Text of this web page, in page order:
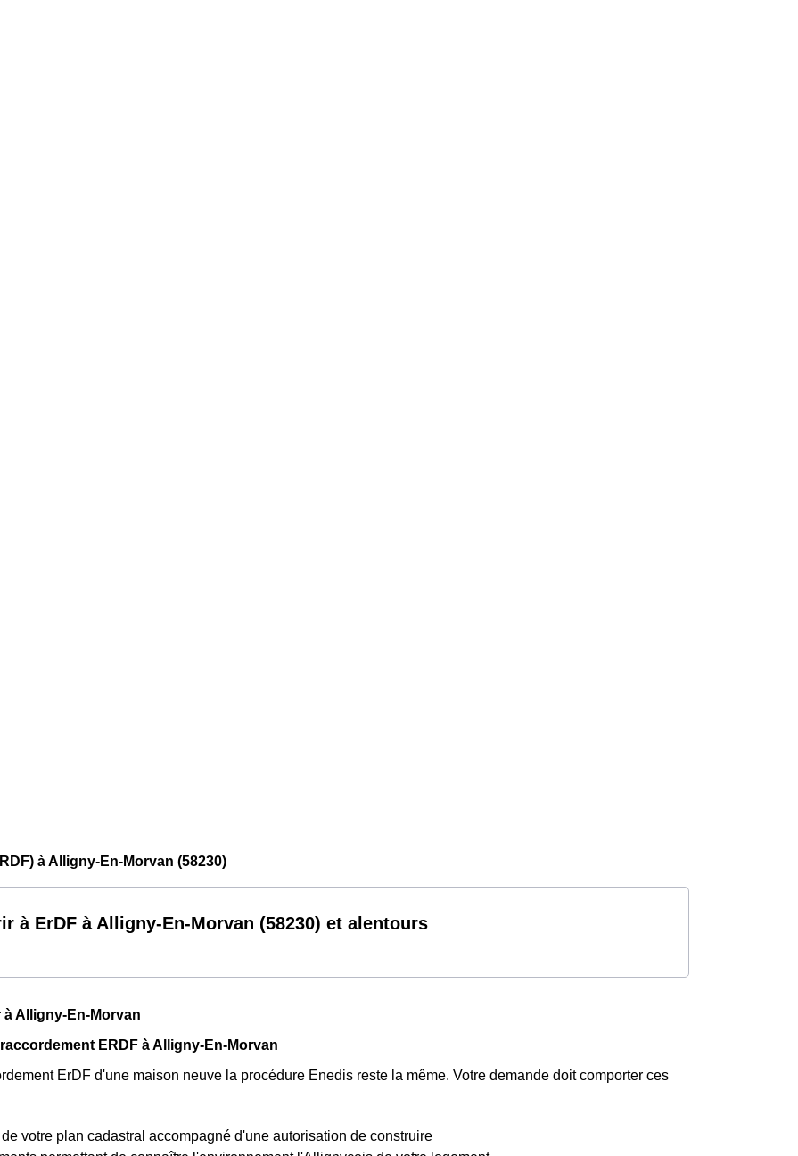
à Alligny-En-Morvan (58230)
à ErDF à Alligny-En-Morvan (58230) et alentours
Alligny-En-Morvan
ERDF à Alligny-En-Morvan
ErDF d'une maison neuve la procédure Enedis reste la même. Votre demande doit comporter ces
votre plan cadastral accompagné d'une autorisation de construire